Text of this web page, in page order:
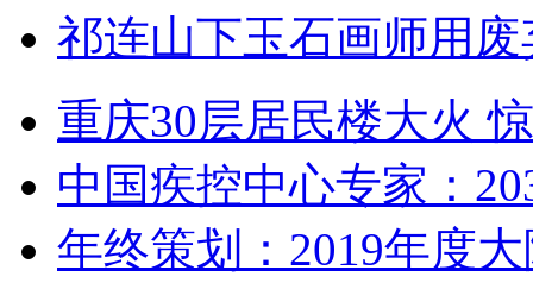
祁连山下玉石画师用
重庆30层居民楼大火
中国疾控中心专家：
年终策划：2019年度